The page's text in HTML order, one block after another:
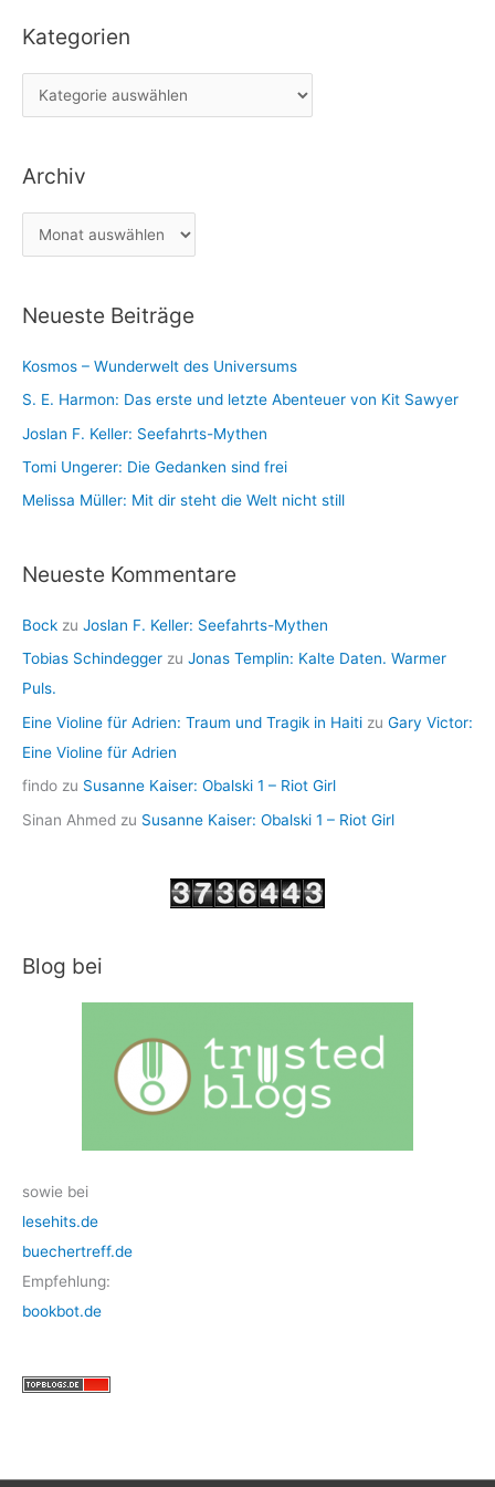
h
c
h
Kategorien
a
e
e
Archiv
r
h
v
Neueste Beiträge
Kosmos – Wunderwelt des Universums
S. E. Harmon: Das erste und letzte Abenteuer von Kit Sawyer
Joslan F. Keller: Seefahrts-Mythen
Tomi Ungerer: Die Gedanken sind frei
Melissa Müller: Mit dir steht die Welt nicht still
Neueste Kommentare
Bock zu Joslan F. Keller: Seefahrts-Mythen
Tobias Schindegger zu Jonas Templin: Kalte Daten. Warmer
Puls.
Eine Violine für Adrien: Traum und Tragik in Haiti zu Gary Victor:
Eine Violine für Adrien
findo zu Susanne Kaiser: Obalski 1 – Riot Girl
Sinan Ahmed zu Susanne Kaiser: Obalski 1 – Riot Girl
Blog bei
sowie bei
lesehits.de
buechertreff.de
Empfehlung:
bookbot.de